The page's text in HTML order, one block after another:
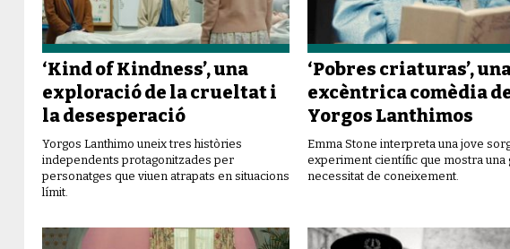
‘Kind of Kindness’, una
exploració de la crueltat i
la desesperació
Yorgos Lanthimo uneix tres històries
independents protagonitzades per
personatges que viuen atrapats en situacions
límit.
‘Pobres criaturas’,
excèntrica comèdia
Yorgos Lanthimos
Emma Stone interpreta una jove
experiment científic que mostra una
necessitat de coneixement.